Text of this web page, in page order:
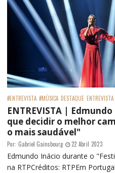
#ENTREVISTA #MÚSICA DESTAQUE ENTREVISTA
ENTREVISTA |
que decidir o melhor
o mais saudável"
Por: Gabriel Gainsbourg 22 Abril 2023
Edmundo Inácio durante o
na RTPCréditos: RTPEm